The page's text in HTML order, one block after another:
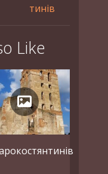
тинів
Like